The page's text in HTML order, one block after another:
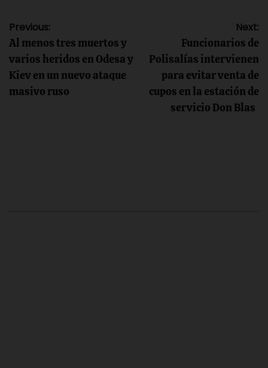
Navegación
de
entradas
Previous:
Al menos tres muertos y
varios heridos en Odesa y
Kiev en un nuevo ataque
masivo ruso
Next:
Funcionarios de
Polisalías intervienen
para evitar venta de
cupos en la estación de
servicio Don Blas